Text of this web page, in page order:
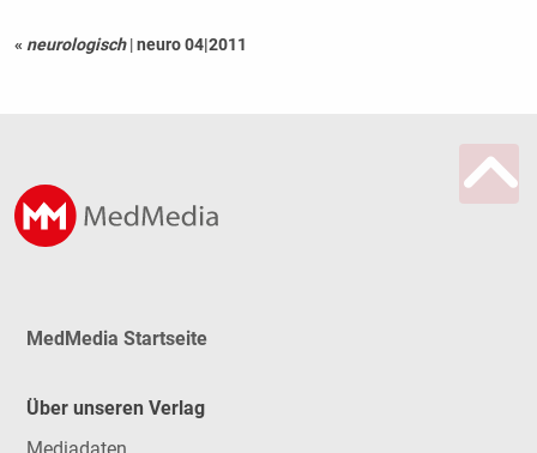
« neurologisch |neuro 04|2011
MedMedia Startseite
Über unseren Verlag